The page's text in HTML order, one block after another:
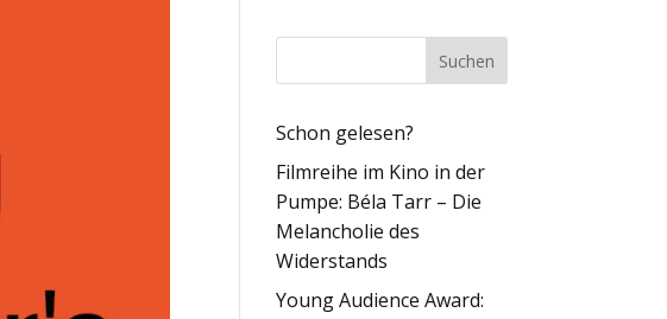
Schon gelesen?
Filmreihe im Kino in der
Pumpe: Béla Tarr – Die
Melancholie des
Widerstands
Young Audience Award: